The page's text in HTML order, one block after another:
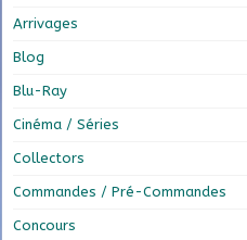
Arrivages
Blog
Blu-Ray
Cinéma / Séries
Collectors
Commandes / Pré-Commandes
Concours